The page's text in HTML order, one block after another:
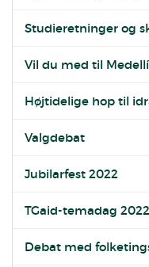
Studieretninger og
Vil du med til
Højtidelige hop til
Valgdebat
Jubilarfest 2022
TGaid-temadag 2022
Debat med